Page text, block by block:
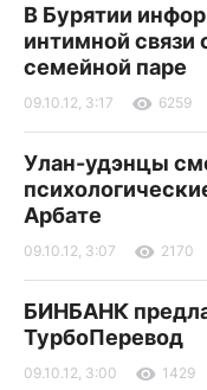
В Бурятии
интимной связи
семейной паре
09.10.12, 3:17 6259
Улан-удэнцы
Арбате
09.10.12, 3:07 2170
БИНБАНК
ТурбоПеревод
09.10.12, 3:00 1429